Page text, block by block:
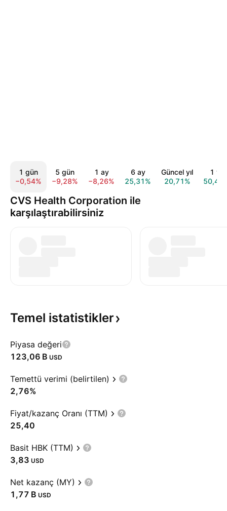
1 gün
−0,54%
5 gün
−9,28%
1 ay
−8,26%
6 ay
25,31%
Güncel yıl
20,71%
1 yıl
CVS Health Corporation ile
karşılaştırabilirsiniz
Temel istatistikler
Piyasa değeri
‪123,06 B‬ USD
Temettü verimi (belirtilen)
2,76%
Fiyat/kazanç Oranı (TTM)
25,40
Basit HBK (TTM)
3,83 USD
Net kazanç (MY)
‪1,77 B‬ USD